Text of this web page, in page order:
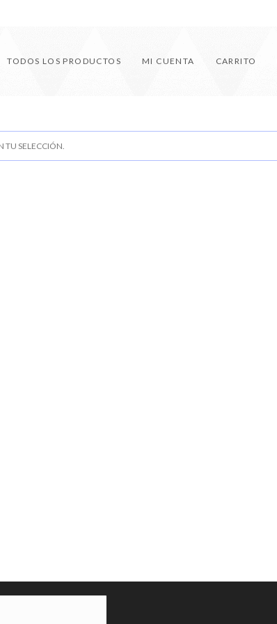
TODOS LOS PRODUCTOS MI CUENTA CARRITO
TU SELECCIÓN.